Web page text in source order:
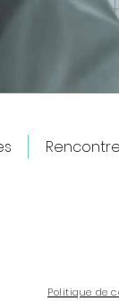
Politique de